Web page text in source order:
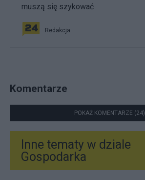
muszą się szykować
Redakcja
Komentarze
POKAŻ KOMENTARZE (24)
Inne tematy w dziale
Gospodarka